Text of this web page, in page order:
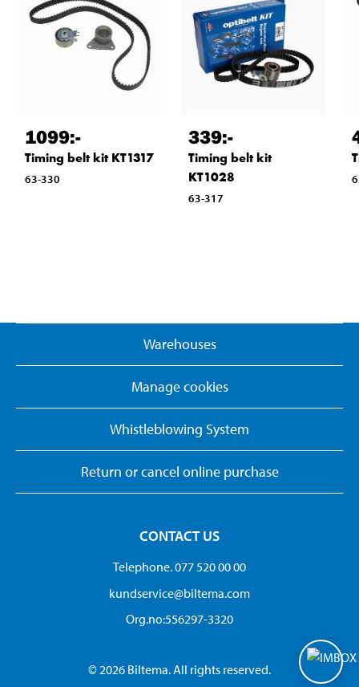
1099:-
Timing belt kit KT1317
63-330
339:-
Timing belt kit
KT1028
63-317
Warehouses
Manage cookies
Whistleblowing System
Return or cancel online purchase
CONTACT US
Telephone. 077 520 00 00
kundservice@biltema.com
Org.no:556297-3320
© 2026 Biltema. All rights reserved.